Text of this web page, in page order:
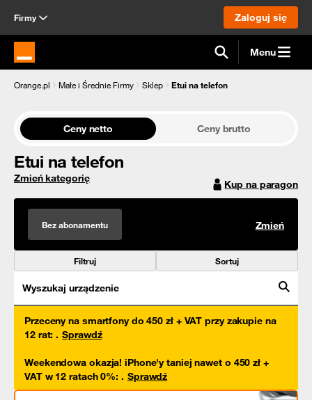
Firmy Zaloguj się
Strona główna Orange.pl Menu
Orange.pl Małe i Średnie Firmy Sklep Etui na telefon
Ceny netto Ceny brutto
Etui na telefon
Zmień kategorię Kup na paragon
Bez abonamentu Zmień
Filtruj Sortuj
Wyszukaj urządzenie
Przeceny na smartfony do 450 zł + VAT przy zakupie na
12 rat: . Sprawdź
Weekendowa okazja! iPhone'y taniej nawet o 450 zł +
VAT w 12 ratach 0%: . Sprawdź